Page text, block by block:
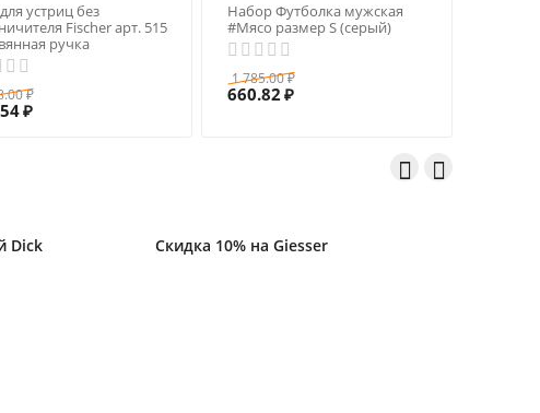
устриц без
Fisсher арт. 515
ручка
₽
₽
Набор Футболка мужская
#Мясо размер S (серый)
1 785.00 ₽
660.82 ₽
 
Dick Скидка 10% на Giesser